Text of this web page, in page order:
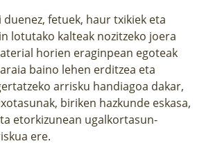
fetuek, haur txikiek eta
lotutako kalteak nozitzeko joera
horien eraginpean egoteak
baino lehen erditzea eta
arrisku handiagoa dakar,
biriken hazkunde eskasa,
etorkizunean ugalkortasun-
ere.